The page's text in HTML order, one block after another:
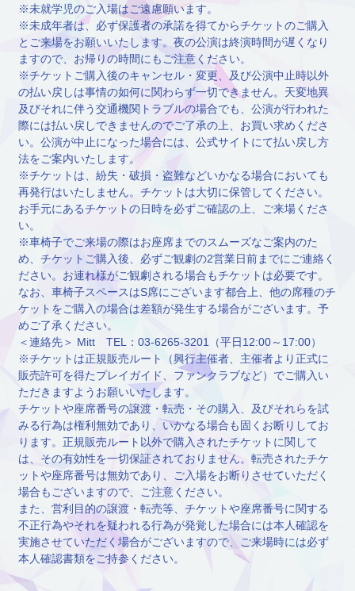
※未就学児のご入場はご遠慮願います。
※未成年者は、必ず保護者の承諾を得てからチケットのご購入
とご来場をお願いいたします。夜の公演は終演時間が遅くなり
ますので、お帰りの時間にもご注意ください。
※チケットご購入後のキャンセル・変更、及び公演中止時以外
の払い戻しは事情の如何に関わらず一切できません。天変地異
及びそれに伴う交通機関トラブルの場合でも、公演が行われた
際には払い戻しできませんのでご了承の上、お買い求めくださ
い。公演が中止になった場合には、公式サイトにて払い戻し方
法をご案内いたします。
※チケットは、紛失・破損・盗難などいかなる場合においても
再発行はいたしません。チケットは大切に保管してください。
お手元にあるチケットの日時を必ずご確認の上、ご来場くださ
い。
※車椅子でご来場の際はお座席までのスムーズなご案内のた
め、チケットご購入後、必ずご観劇の2営業日前までにご連絡く
ださい。お連れ様がご観劇される場合もチケットは必要です。
なお、車椅子スペースはS席にございます都合上、他の席種のチ
ケットをご購入の場合は差額が発生する場合がございます。予
めご了承ください。
＜連絡先＞ Mitt TEL：03-6265-3201（平日12:00～17:00）
※チケットは正規販売ルート（興行主催者、主催者より正式に
販売許可を得たプレイガイド、ファンクラブなど）でご購入い
ただきますようお願いいたします。
チケットや座席番号の譲渡・転売・その購入、及びそれらを試
みる行為は権利無効であり、いかなる場合も固くお断りしてお
ります。正規販売ルート以外で購入されたチケットに関して
は、その有効性を一切保証されておりません。転売されたチケ
ットや座席番号は無効であり、ご入場をお断りさせていただく
場合もございますので、ご注意ください。
また、営利目的の譲渡・転売等、チケットや座席番号に関する
不正行為やそれを疑われる行為が発覚した場合には本人確認を
実施させていただく場合がございますので、ご来場時には必ず
本人確認書類をご持参ください。